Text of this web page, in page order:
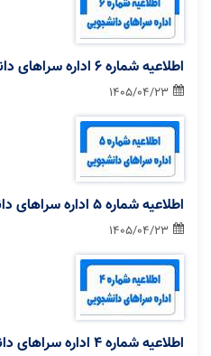
اطلاعیه شماره 6 اداره سراهای دانشجویی 23 تیر ۱۴۰۵
1405/04/23
اطلاعیه شماره 5 اداره سراهای دانشجویی 23 تیر ۱۴۰۵
1405/04/23
اطلاعیه شماره 4 اداره سراهای دانشجویی 21 تیر ۱۴۰۵